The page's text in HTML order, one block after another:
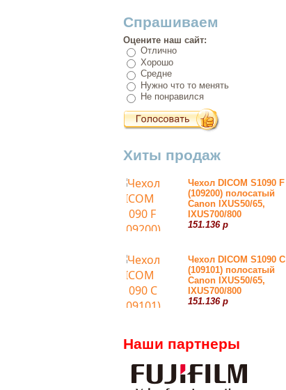
Спрашиваем
Оцените наш сайт:
Отлично
Хорошо
Средне
Нужно что то менять
Не понравился
Хиты продаж
Чехол DICOM S1090 F
(109200) полосатый
Canon IXUS50/65,
IXUS700/800
151.136 р
Чехол DICOM S1090 С
(109101) полосатый
Canon IXUS50/65,
IXUS700/800
151.136 р
Наши партнеры